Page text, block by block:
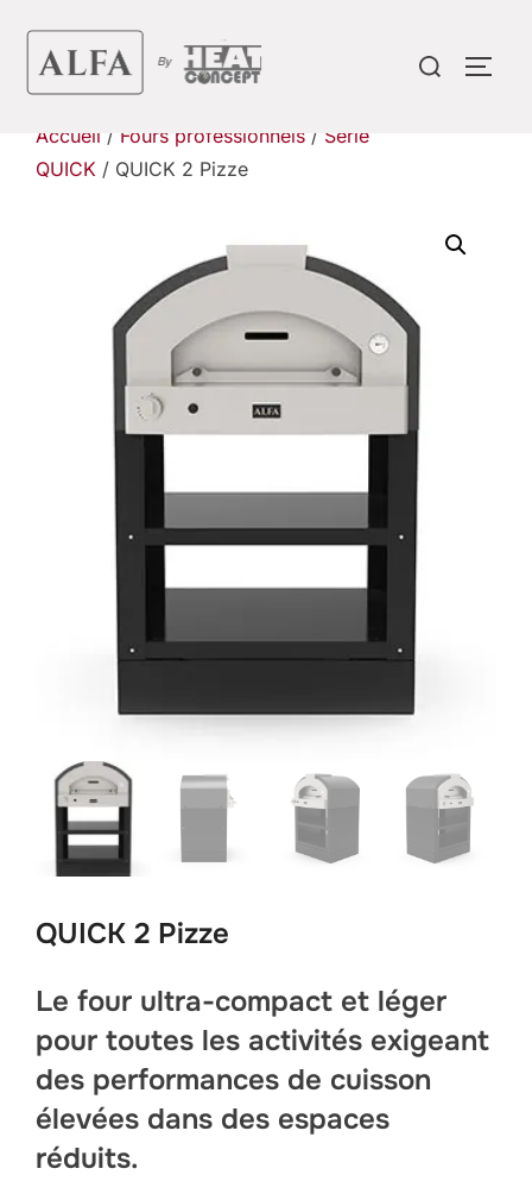
contenu
Rechercher :
Accueil / Fours professionnels / Série
QUICK / QUICK 2 Pizze
QUICK 2 Pizze
Le four ultra-compact et léger
pour toutes les activités exigeant
des performances de cuisson
élevées dans des espaces
réduits.